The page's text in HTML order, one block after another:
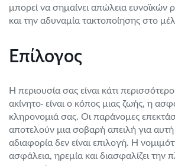
μπορεί να σημαίνει απώλεια
και την αδυναμία τακτοποίησης στο
Επίλογος
Η περιουσία σας είναι κάτι
ακίνητο· είναι ο κόπος μιας ζωής, η
κληρονομιά σας. Οι παράνομες
αποτελούν μια σοβαρή απειλή για αυτή
αδιαφορία δεν είναι επιλογή. Η
ασφάλεια, ηρεμία και διασφαλίζει την